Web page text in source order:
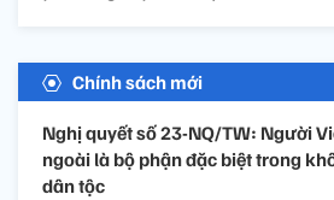
Chính sách mới
Nghị quyết số 23-NQ/TW: Người
ngoài là bộ phận đặc biệt trong
dân tộc